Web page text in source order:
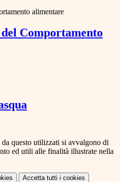
Comportamento
questo utilizzati si avvalgono di
ed utili alle finalità illustrate nella
Accetta tutti i cookies